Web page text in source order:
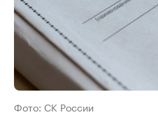
Фото: СК России